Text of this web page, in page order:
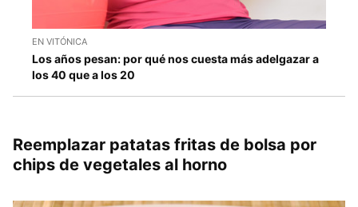
EN VITÓNICA
Los años pesan: por qué nos cuesta más adelgazar a
los 40 que a los 20
Reemplazar patatas fritas de bolsa por
chips de vegetales al horno